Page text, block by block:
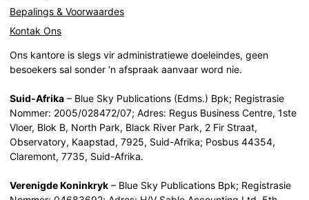
Bepalings & Voorwaardes
Kontak Ons
Ons kantore is slegs vir administratiewe doeleindes, geen
besoekers sal sonder ‘n afspraak aanvaar word nie.
Suid-Afrika – Blue Sky Publications (Edms.) Bpk; Registrasie
Nommer: 2005/028472/07; Adres: Regus Business Centre, 1ste
Vloer, Blok B, North Park, Black River Park, 2 Fir Straat,
Observatory, Kaapstad, 7925, Suid-Afrika; Posbus 44354,
Claremont, 7735, Suid-Afrika.
Verenigde Koninkryk – Blue Sky Publications Bpk; Registrasie